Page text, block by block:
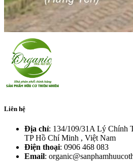
Liên hệ
Địa chỉ: 134/109/31A Lý Chính
TP Hồ Chí Minh , Việt Nam
Điện thoại: 0906 468 083
Email: